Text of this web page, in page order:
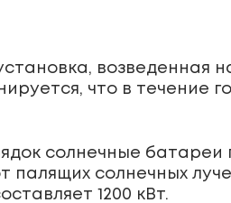
что в течение
солнечные
палящих солнечных
1200 кВт.